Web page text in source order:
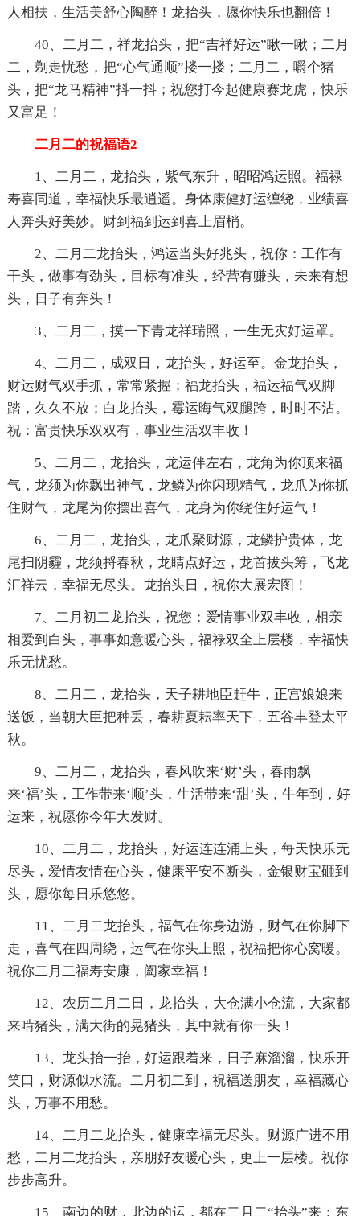
人相扶，生活美舒心陶醉！龙抬头，愿你快乐也翻倍！
40、二月二，祥龙抬头，把“吉祥好运”瞅一瞅；二月
二，剃走忧愁，把“心气通顺”搂一搂；二月二，嚼个猪
头，把“龙马精神”抖一抖；祝您打今起健康赛龙虎，快乐
又富足！
二月二的祝福语2
1、二月二，龙抬头，紫气东升，昭昭鸿运照。福禄
寿喜同道，幸福快乐最逍遥。身体康健好运缠绕，业绩喜
人奔头好美妙。财到福到运到喜上眉梢。
2、二月二龙抬头，鸿运当头好兆头，祝你：工作有
干头，做事有劲头，目标有准头，经营有赚头，未来有想
头，日子有奔头！
3、二月二，摸一下青龙祥瑞照，一生无灾好运罩。
4、二月二，成双日，龙抬头，好运至。金龙抬头，
财运财气双手抓，常常紧握；福龙抬头，福运福气双脚
踏，久久不放；白龙抬头，霉运晦气双腿跨，时时不沾。
祝：富贵快乐双双有，事业生活双丰收！
5、二月二，龙抬头，龙运伴左右，龙角为你顶来福
气，龙须为你飘出神气，龙鳞为你闪现精气，龙爪为你抓
住财气，龙尾为你摆出喜气，龙身为你绕住好运气！
6、二月二，龙抬头，龙爪聚财源，龙鳞护贵体，龙
尾扫阴霾，龙须捋春秋，龙睛点好运，龙首拔头筹，飞龙
汇祥云，幸福无尽头。龙抬头日，祝你大展宏图！
7、二月初二龙抬头，祝您：爱情事业双丰收，相亲
相爱到白头，事事如意暖心头，福禄双全上层楼，幸福快
乐无忧愁。
8、二月二，龙抬头，天子耕地臣赶牛，正宫娘娘来
送饭，当朝大臣把种丢，春耕夏耘率天下，五谷丰登太平
秋。
9、二月二，龙抬头，春风吹来‘财’头，春雨飘
来‘福’头，工作带来‘顺’头，生活带来‘甜’头，牛年到，好
运来，祝愿你今年大发财。
10、二月二，龙抬头，好运连连涌上头，每天快乐无
尽头，爱情友情在心头，健康平安不断头，金银财宝砸到
头，愿你每日乐悠悠。
11、二月二龙抬头，福气在你身边游，财气在你脚下
走，喜气在四周绕，运气在你头上照，祝福把你心窝暖。
祝你二月二福寿安康，阖家幸福！
12、农历二月二日，龙抬头，大仓满小仓流，大家都
来啃猪头，满大街的晃猪头，其中就有你一头！
13、龙头抬一抬，好运跟着来，日子麻溜溜，快乐开
笑口，财源似水流。二月初二到，祝福送朋友，幸福藏心
头，万事不用愁。
14、二月二龙抬头，健康幸福无尽头。财源广进不用
愁，二月二龙抬头，亲朋好友暖心头，更上一层楼。祝你
步步高升。
15、南边的财，北边的运，都在二月二“抬头”来；东